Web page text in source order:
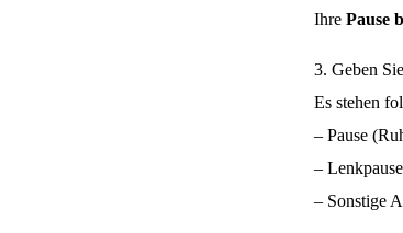
Ihre Pause
3. Geben
Es stehen
– Pause
– Lenkpause
– Sonstige